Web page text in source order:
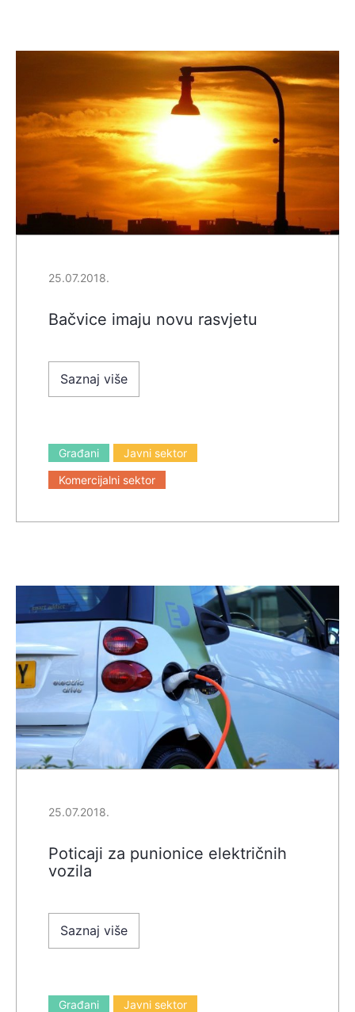
25.07.2018.
Bačvice imaju novu rasvjetu
Saznaj više
Građani
Javni sektor
Komercijalni sektor
25.07.2018.
Poticaji za punionice električnih
vozila
Saznaj više
Građani
Javni sektor